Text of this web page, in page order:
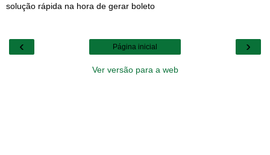
solução rápida na hora de gerar boleto
‹ ›
Página inicial
Ver versão para a web